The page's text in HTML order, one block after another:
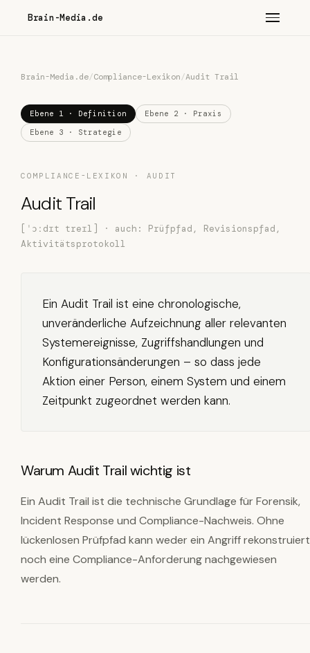
Brain-Media.de
Brain-Media.de/Compliance-Lexikon/Audit Trail
Ebene 1 · Definition
Ebene 2 · Praxis
Ebene 3 · Strategie
COMPLIANCE-LEXIKON · AUDIT
Audit Trail
[ˈɔːdɪt treɪl] · auch: Prüfpfad, Revisionspfad,
Aktivitätsprotokoll
Ein Audit Trail ist eine chronologische,
unveränderliche Aufzeichnung aller relevanten
Systemereignisse, Zugriffshandlungen und
Konfigurationsänderungen – so dass jede
Aktion einer Person, einem System und einem
Zeitpunkt zugeordnet werden kann.
Warum Audit Trail wichtig ist
Ein Audit Trail ist die technische Grundlage für Forensik,
Incident Response und Compliance-Nachweis. Ohne
lückenlosen Prüfpfad kann weder ein Angriff rekonstruiert
noch eine Compliance-Anforderung nachgewiesen
werden.